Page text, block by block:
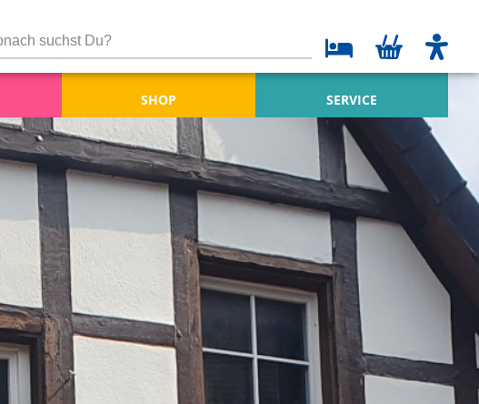
SHOP SERVICE